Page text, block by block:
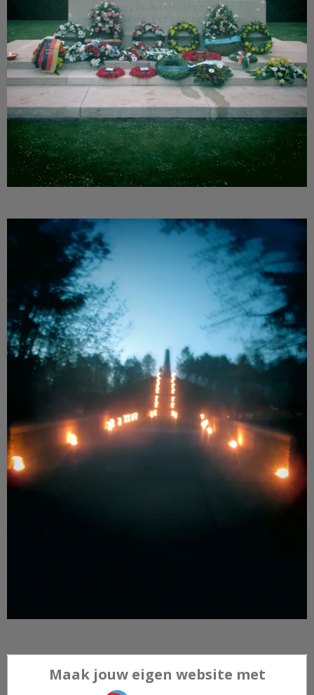
Maak jouw eigen website met
JouwWeb